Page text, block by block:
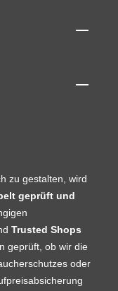
zu gestalten, wird
geprüft und
Trusted Shops
geprüft, ob wir die
oder